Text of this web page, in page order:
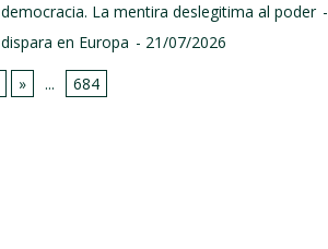
La mentira deslegitima al poder
en Europa - 21/07/2026
» ... 684